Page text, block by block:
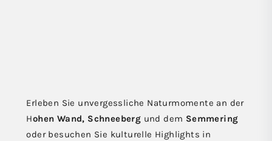
Erleben Sie unvergessliche Naturmomente an der
Hohen Wand, Schneeberg und dem Semmering
oder besuchen Sie kulturelle Highlights in